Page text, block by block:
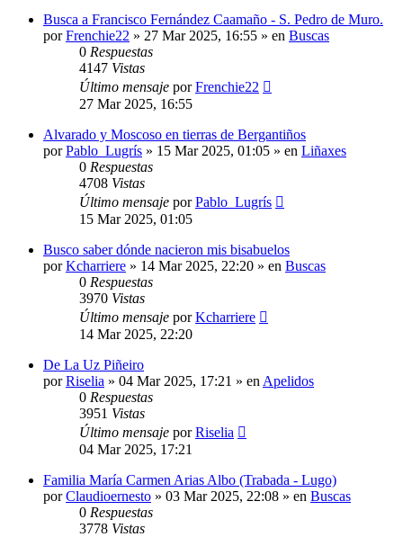
Busca a Francisco Fernández Caamaño - S. Pedro de Muro.
porFrenchie22 » 27 Mar 2025, 16:55 » en Buscas
0 Respuestas
4147 Vistas
Último mensaje porFrenchie22
27 Mar 2025, 16:55
Alvarado y Moscoso en tierras de Bergantiños
porPablo_Lugrís » 15 Mar 2025, 01:05 » en Liñaxes
0 Respuestas
4708 Vistas
Último mensaje porPablo_Lugrís
15 Mar 2025, 01:05
Busco saber dónde nacieron mis bisabuelos
porKcharriere » 14 Mar 2025, 22:20 » en Buscas
0 Respuestas
3970 Vistas
Último mensaje porKcharriere
14 Mar 2025, 22:20
De La Uz Piñeiro
porRiselia » 04 Mar 2025, 17:21 » en Apelidos
0 Respuestas
3951 Vistas
Último mensaje porRiselia
04 Mar 2025, 17:21
Familia María Carmen Arias Albo (Trabada - Lugo)
porClaudioernesto » 03 Mar 2025, 22:08 » en Buscas
0 Respuestas
3778 Vistas